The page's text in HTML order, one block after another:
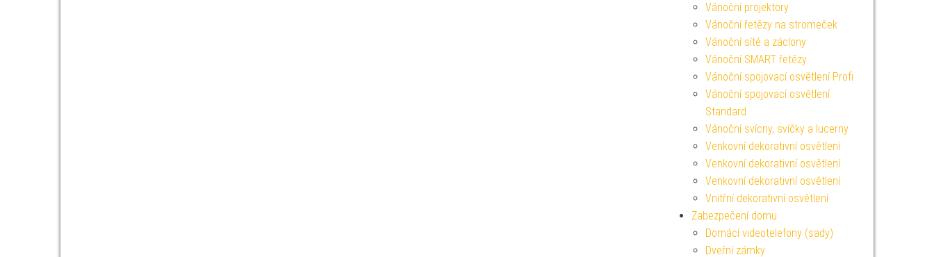
Vánoční projektory
Vánoční řetězy na stromeček
Vánoční sítě a záclony
Vánoční SMART řetězy
Vánoční spojovací osvětlení Profi
Vánoční spojovací osvětlení
Standard
Vánoční svícny, svíčky a lucerny
Venkovní dekorativní osvětlení
Venkovní dekorativní osvětlení
Venkovní dekorativní osvětlení
Vnitřní dekorativní osvětlení
Zabezpečení domu
Domácí videotelefony (sady)
Dveřní zámky